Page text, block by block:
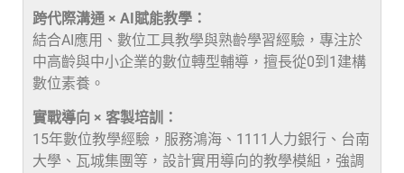
跨代際溝通 × AI賦能教學：
結合AI應用、數位工具教學與熟齡學習經驗，專注於
中高齡與中小企業的數位轉型輔導，擅長從0到1建構
數位素養。
實戰導向 × 客製培訓：
15年數位教學經驗，服務鴻海、1111人力銀行、台南
大學、瓦城集團等，設計實用導向的教學模組，強調